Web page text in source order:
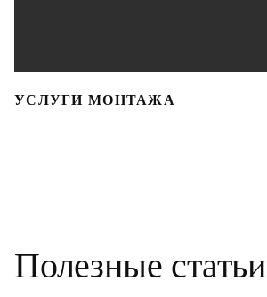
УСЛУГИ МОНТАЖА
Полезные статьи